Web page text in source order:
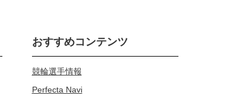
おすすめコンテンツ
競輪選手情報
Perfecta Navi